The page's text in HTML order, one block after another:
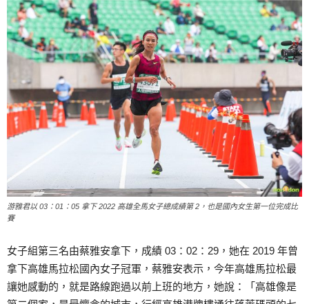
游雅君以 03：01：05 拿下 2022 高雄全馬女子總成績第 2，也是國內女生第一位完成比
賽
女子組第三名由蔡雅安拿下，成績 03：02：29，她在 2019 年曾
拿下高雄馬拉松國內女子冠軍，蔡雅安表示，今年高雄馬拉松最
讓她感動的，就是路線跑過以前上班的地方，她說：「高雄像是